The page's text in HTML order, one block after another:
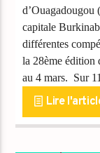
d’Ouagadougou
capitale
différentes
la 28ème édition
au 4 mars. Sur
Lire